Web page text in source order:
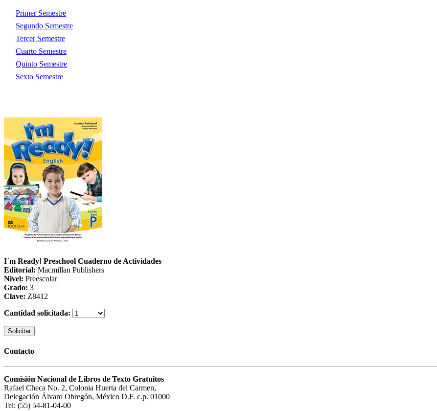
Primer Semestre
Segundo Semestre
Tercer Semestre
Cuarto Semestre
Quinto Semestre
Sexto Semestre
I´m Ready! Preschool Cuaderno de Actividades
Editorial: Macmillan Publishers
Nivel: Preescolar
Grado: 3
Clave: Z8412
Cantidad solicitada:
Solicitar
Contacto
Comisión Nacional de Libros de Texto Gratuitos
Rafael Checa No. 2, Colonia Huerta del Carmen,
Delegación Álvaro Obregón, México D.F. c.p. 01000
Tel: (55) 54-81-04-00